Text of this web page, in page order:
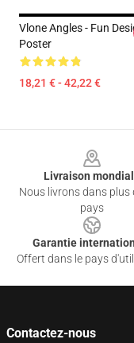
Vlone Angles - Fun
Poster
18,21 € - 42,22 €
Livraison
Nous livrons dans plus
pays
Garantie
Offert dans le pays
Contactez-nous